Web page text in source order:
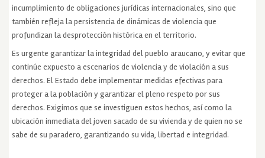
incumplimiento de obligaciones jurídicas internacionales, sino que
también refleja la persistencia de dinámicas de violencia que
profundizan la desprotección histórica en el territorio.
Es urgente garantizar la integridad del pueblo araucano, y evitar que
continúe expuesto a escenarios de violencia y de violación a sus
derechos. El Estado debe implementar medidas efectivas para
proteger a la población y garantizar el pleno respeto por sus
derechos. Exigimos que se investiguen estos hechos, así como la
ubicación inmediata del joven sacado de su vivienda y de quien no se
sabe de su paradero, garantizando su vida, libertad e integridad.